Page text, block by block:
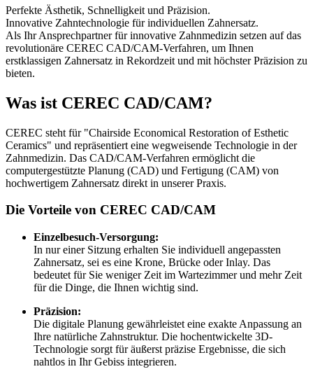
Perfekte Ästhetik, Schnelligkeit und Präzision.
Innovative Zahntechnologie für individuellen Zahnersatz.
Als Ihr Ansprechpartner für innovative Zahnmedizin setzen auf das
revolutionäre CEREC CAD/CAM-Verfahren, um Ihnen
erstklassigen Zahnersatz in Rekordzeit und mit höchster Präzision zu
bieten.
Was ist CEREC CAD/CAM?
CEREC steht für "Chairside Economical Restoration of Esthetic
Ceramics" und repräsentiert eine wegweisende Technologie in der
Zahnmedizin. Das CAD/CAM-Verfahren ermöglicht die
computergestützte Planung (CAD) und Fertigung (CAM) von
hochwertigem Zahnersatz direkt in unserer Praxis.
Die Vorteile von CEREC CAD/CAM
Einzelbesuch-Versorgung:
In nur einer Sitzung erhalten Sie individuell angepassten
Zahnersatz, sei es eine Krone, Brücke oder Inlay. Das
bedeutet für Sie weniger Zeit im Wartezimmer und mehr Zeit
für die Dinge, die Ihnen wichtig sind.
Präzision:
Die digitale Planung gewährleistet eine exakte Anpassung an
Ihre natürliche Zahnstruktur. Die hochentwickelte 3D-
Technologie sorgt für äußerst präzise Ergebnisse, die sich
nahtlos in Ihr Gebiss integrieren.